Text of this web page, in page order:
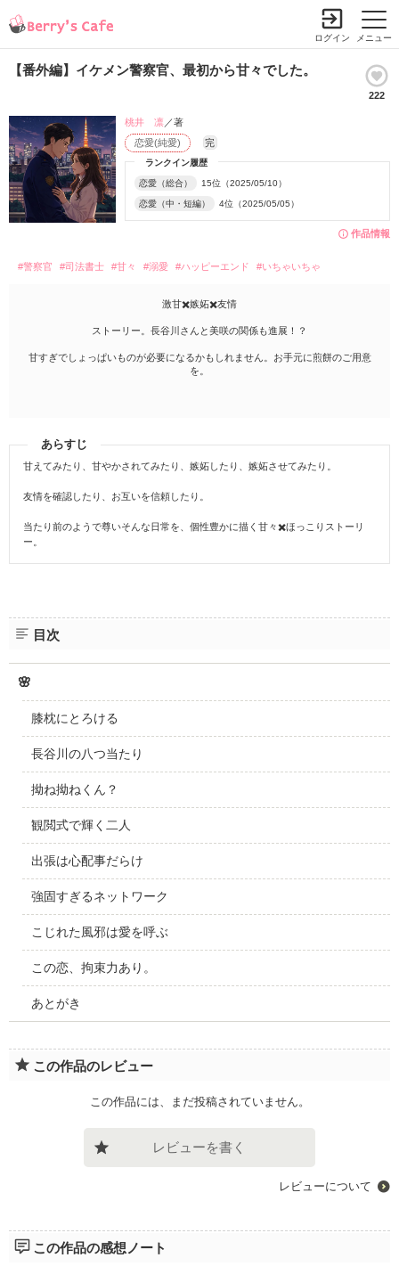
メニュー
ログイン
【番外編】イケメン警察官、最初から甘々でした。
222
作品情報
ランクイン履歴
恋愛（総合） 15位（2025/05/10）
恋愛（中・短編） 4位（2025/05/05）
恋愛(純愛) 完
桃井 凛／著
#警察官 #司法書士 #甘々 #溺愛 #ハッピーエンド #いちゃいちゃ
激甘✖️嫉妬✖️友情
ストーリー。長谷川さんと美咲の関係も進展！？
甘すぎでしょっぱいものが必要になるかもしれません。お手元に煎餅のご用意
を。
あらすじ
甘えてみたり、甘やかされてみたり、嫉妬したり、嫉妬させてみたり。
友情を確認したり、お互いを信頼したり。
当たり前のようで尊いそんな日常を、個性豊かに描く甘々✖️ほっこりストーリ
ー。
目次
🌸
膝枕にとろける
長谷川の八つ当たり
拗ね拗ねくん？
観閲式で輝く二人
出張は心配事だらけ
強固すぎるネットワーク
こじれた風邪は愛を呼ぶ
この恋、拘束力あり。
あとがき
この作品のレビュー
この作品には、まだ投稿されていません。
レビューを書く
レビューについて
この作品の感想ノート